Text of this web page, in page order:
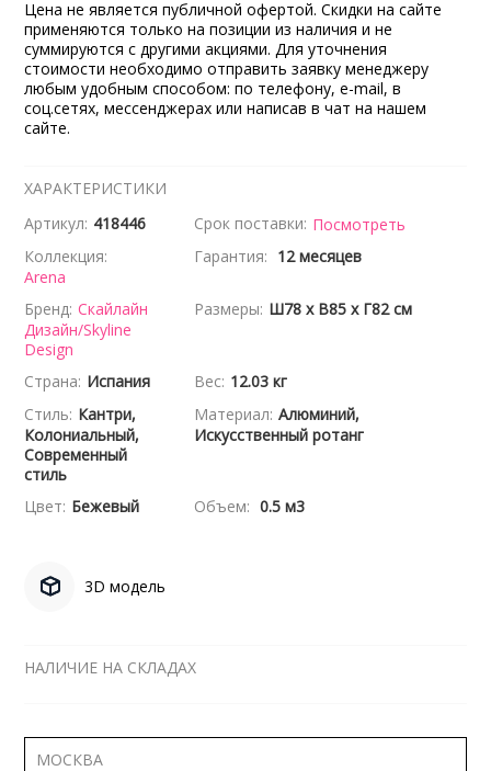
Цена не является публичной офертой. Скидки на сайте
применяются только на позиции из наличия и не
суммируются с другими акциями. Для уточнения
стоимости необходимо отправить заявку менеджеру
любым удобным способом: по телефону, e-mail, в
соц.сетях, мессенджерах или написав в чат на нашем
сайте.
ХАРАКТЕРИСТИКИ
Артикул: 418446 Срок поставки: Посмотреть
Коллекция:
Arena
Гарантия: 12 месяцев
Бренд: Скайлайн
Дизайн/Skyline
Design
Размеры: Ш78 x В85 x Г82 см
Страна: Испания Вес: 12.03 кг
Стиль: Кантри,
Колониальный,
Современный
стиль
Материал: Алюминий,
Искусственный ротанг
Цвет: Бежевый Объем: 0.5 м3
3D модель
НАЛИЧИЕ НА СКЛАДАХ
МОСКВА